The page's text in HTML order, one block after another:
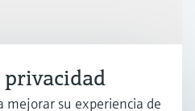
mejorar su experiencia de